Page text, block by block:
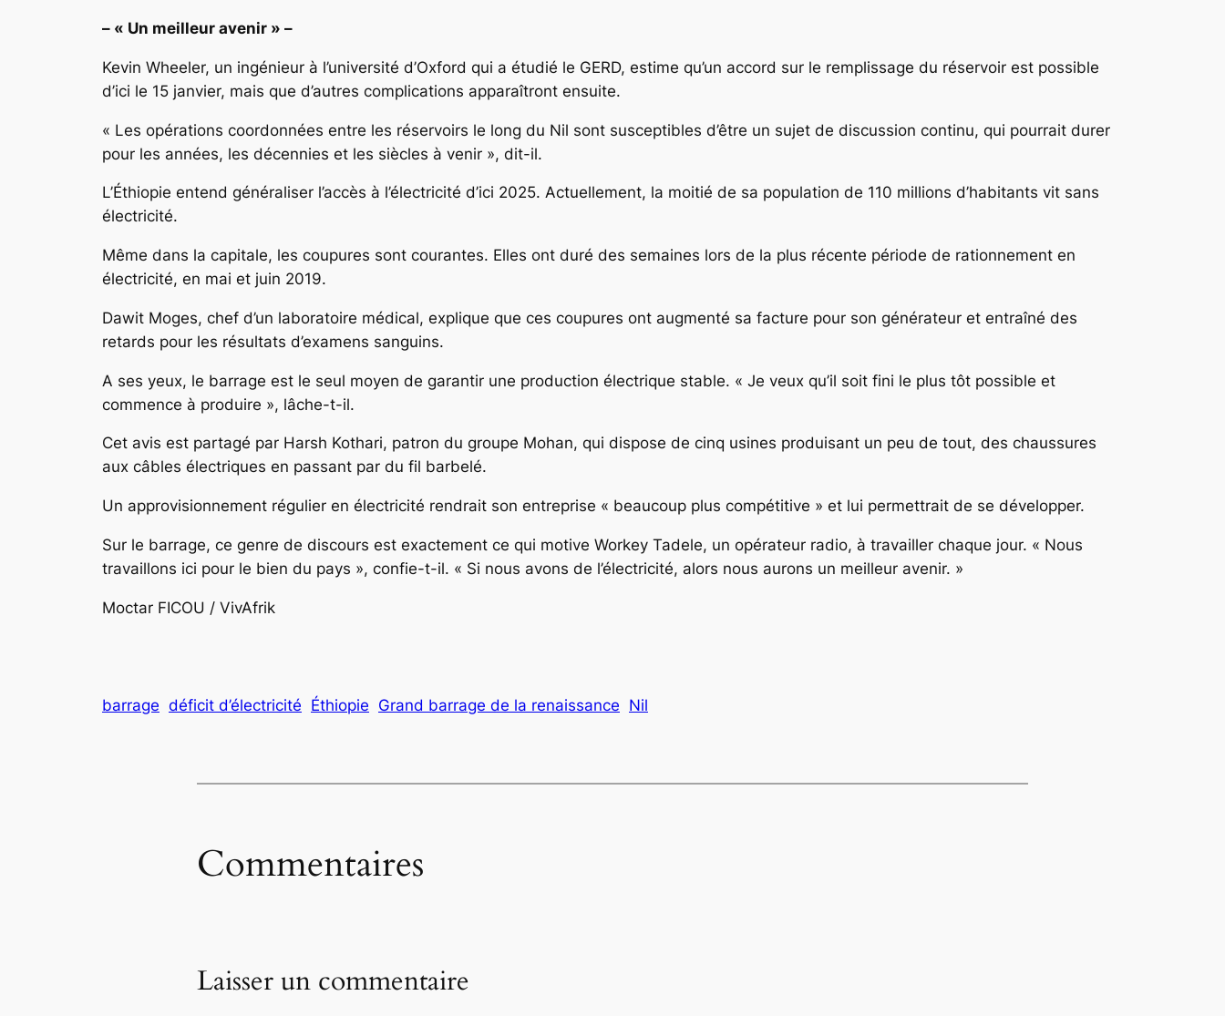
– « Un meilleur avenir » –
Kevin Wheeler, un ingénieur à l’université d’Oxford qui a étudié le GERD, estime qu’un accord sur le remplissage du réservoir est possible
d’ici le 15 janvier, mais que d’autres complications apparaîtront ensuite.
« Les opérations coordonnées entre les réservoirs le long du Nil sont susceptibles d’être un sujet de discussion continu, qui pourrait durer
pour les années, les décennies et les siècles à venir », dit-il.
L’Éthiopie entend généraliser l’accès à l’électricité d’ici 2025. Actuellement, la moitié de sa population de 110 millions d’habitants vit sans
électricité.
Même dans la capitale, les coupures sont courantes. Elles ont duré des semaines lors de la plus récente période de rationnement en
électricité, en mai et juin 2019.
Dawit Moges, chef d’un laboratoire médical, explique que ces coupures ont augmenté sa facture pour son générateur et entraîné des
retards pour les résultats d’examens sanguins.
A ses yeux, le barrage est le seul moyen de garantir une production électrique stable. « Je veux qu’il soit fini le plus tôt possible et
commence à produire », lâche-t-il.
Cet avis est partagé par Harsh Kothari, patron du groupe Mohan, qui dispose de cinq usines produisant un peu de tout, des chaussures
aux câbles électriques en passant par du fil barbelé.
Un approvisionnement régulier en électricité rendrait son entreprise « beaucoup plus compétitive » et lui permettrait de se développer.
Sur le barrage, ce genre de discours est exactement ce qui motive Workey Tadele, un opérateur radio, à travailler chaque jour. « Nous
travaillons ici pour le bien du pays », confie-t-il. « Si nous avons de l’électricité, alors nous aurons un meilleur avenir. »
Moctar FICOU / VivAfrik
barrage déficit d’électricité Éthiopie Grand barrage de la renaissance Nil
Commentaires
Laisser un commentaire